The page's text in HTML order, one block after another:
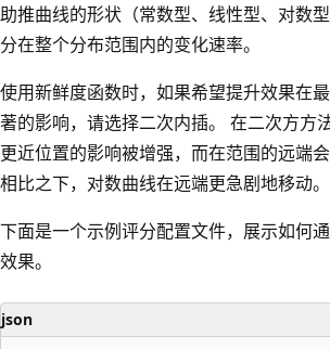
助推曲线的形状（常数型、线性型、对数
分在整个分布范围内的变化速率。
使用新鲜度函数时，如果希望提升效果在
著的影响，请选择二次内插。 在二次方方
更近位置的影响被增强，而在范围的远端会
相比之下，对数曲线在远端更急剧地移动。
下面是一个示例评分配置文件，展示如何
效果。
json